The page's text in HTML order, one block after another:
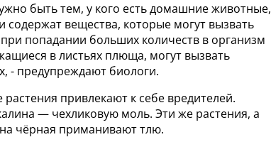
быть тем, у кого есть домашние животные,
содержат вещества, которые могут вызвать
попадании больших количеств в организм
в листьях плюща, могут вызвать
- предупреждают биологи.
привлекают к себе вредителей.
— чехликовую моль. Эти же растения, а
чёрная приманивают тлю.